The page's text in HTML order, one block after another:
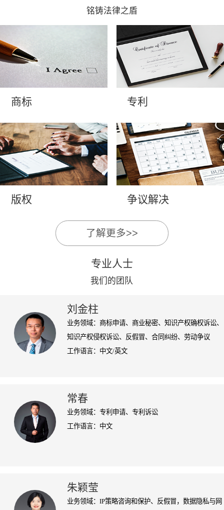
铭铸法律之盾
商标 专利
版权 争议解决
了解更多>>
专业人士
我们的团队
刘金柱
业务领域：商标申请、商业秘密、知识产权确权诉讼、
知识产权侵权诉讼、反假冒、合同纠纷、劳动争议
工作语言：中文/英文
常春
业务领域：专利申请、专利诉讼
工作语言：中文
朱颖莹
业务领域：IP策略咨询和保护、反假冒，数据隐私与网